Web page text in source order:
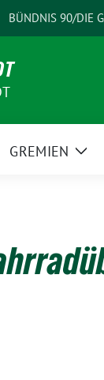
BÜNDNIS 90/DIE
GREMIEN